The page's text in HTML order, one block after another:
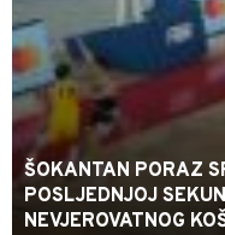
ŠOKANTAN PORAZ
POSLJEDNJOJ
NEVJEROVATNOG